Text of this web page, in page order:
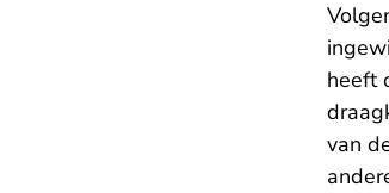
heeft
van